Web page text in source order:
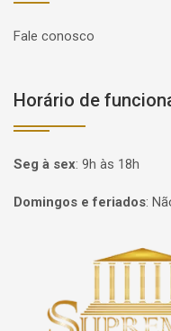
Fale conosco
Horário de
Seg à sex: 9h às 18h
Domingos e feriados:
Página inicial